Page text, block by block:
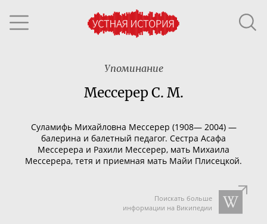
Упоминание
Мессерер С. М.
Суламифь Михайловна Мессерер (1908— 2004) —
балерина и балетный педагог. Сестра Асафа
Мессерера и Рахили Мессерер, мать Михаила
Мессерера, тетя и приемная мать Майи Плисецкой.
Поискать больше
информации на Википедии